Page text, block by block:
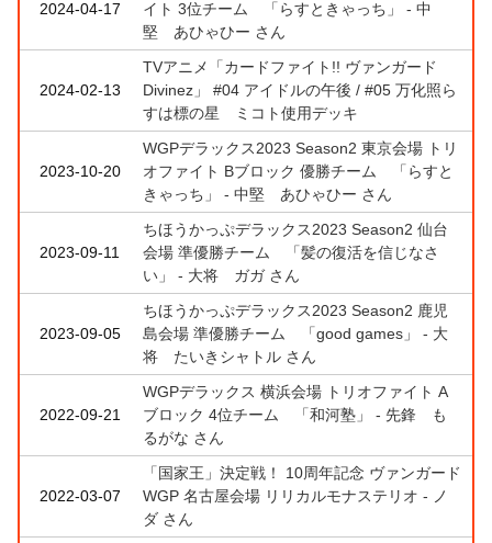
2024-04-17
イト 3位チーム 「らすときゃっち」 - 中
堅 あひゃひー さん
2024-02-13
TVアニメ「カードファイト!! ヴァンガード
Divinez」 #04 アイドルの午後 / #05 万化照ら
すは標の星 ミコト使用デッキ
2023-10-20
WGPデラックス2023 Season2 東京会場 トリ
オファイト Bブロック 優勝チーム 「らすと
きゃっち」 - 中堅 あひゃひー さん
2023-09-11
ちほうかっぷデラックス2023 Season2 仙台
会場 準優勝チーム 「髪の復活を信じなさ
い」 - 大将 ガガ さん
2023-09-05
ちほうかっぷデラックス2023 Season2 鹿児
島会場 準優勝チーム 「good games」 - 大
将 たいきシャトル さん
2022-09-21
WGPデラックス 横浜会場 トリオファイト A
ブロック 4位チーム 「和河塾」 - 先鋒 も
るがな さん
2022-03-07
「国家王」決定戦！ 10周年記念 ヴァンガード
WGP 名古屋会場 リリカルモナステリオ - ノ
ダ さん